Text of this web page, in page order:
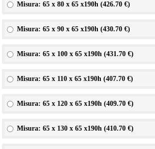
Misura: 65 x 80 x 65 x190h (426.70 €)
Misura: 65 x 90 x 65 x190h (430.70 €)
Misura: 65 x 100 x 65 x190h (431.70 €)
Misura: 65 x 110 x 65 x190h (407.70 €)
Misura: 65 x 120 x 65 x190h (409.70 €)
Misura: 65 x 130 x 65 x190h (410.70 €)